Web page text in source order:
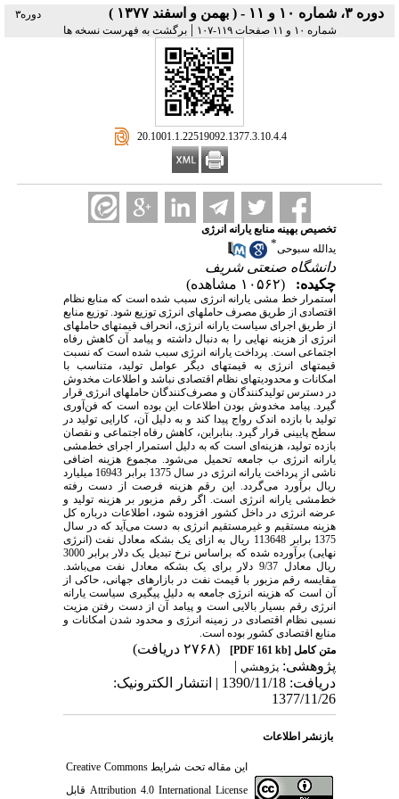
دوره ۳، شماره ۱۰ و ۱۱ - ( بهمن و اسفند ۱۳۷۷ )
دوره۳
شماره ۱۰ و ۱۱ صفحات ۱۱۹-۱۰۷
|برگشت به فهرست نسخه ها
‎ 20.1001.1.22519092.1377.3.10.4.4
تخصیص بهینه منابع یارانه انرژی
یدالله سبوحی*
دانشگاه صنعتی شریف
چکیده:
(۱۰۵۶۲ مشاهده)
استمرار خط مشی یارانه انرژی سبب شده است که منابع نظام
اقتصادی از طریق مصرف حاملهای انرژی توزیع شود. توزیع منابع
از طریق اجرای سیاست یارانه انرژی، انحراف قیمتهای حاملهای
انرژی از هزینه نهایی را به دنبال داشته و پیامد آن کاهش رفاه
اجتماعی است. پرداخت یارانه انرژی سبب شده است که نسبت
قیمتهای انرژی به قیمتهای دیگر عوامل تولید، متناسب با
امکانات و محدودیتهای نظام اقتصادی نباشد و اطلاعات مخدوش
در دسترس تولیدکنندگان و مصرف‌کنندگان حاملهای انرژی قرار
گیرد. پیامد مخدوش بودن اطلاعات این بوده است که فن‌آوری
تولید با بازده اندک رواج پیدا کند و به دلیل آن، کارایی تولید در
سطح پایینی قرار گیرد. بنابراین، کاهش رفاه اجتماعی و نقصان
بازده تولید، هزینه‌ای است که به دلیل استمرار اجرای خط‌مشی
یارانه انرژی ب جامعه تحمیل می‌شود. مجموع هزینه اضافی
ناشی از پرداخت یارانه انرژی در سال 1375 برابر 16943 میلیارد
ریال برآورد می‌گردد. این رقم هزینه فرصت از دست رفته
خط‌مشی یارانه انرژی است. اگر رقم مزبور بر هزینه تولید و
عرضه انرژی در داخل کشور افزوده شود، اطلاعات درباره کل
هزینه مستقیم و غیرمستقیم انرژی به دست می‌آید که در سال
1375 برابر 113648 ریال به ازای یک بشکه معادل نفت (انرژی
نهایی) برآورده شده که براساس نرخ تبدیل یک دلار برابر 3000
ریال معادل 9/37 دلار برای یک بشکه معادل نفت می‌باشد.
مقایسه رقم مزبور با قیمت نفت در بازارهای جهانی، حاکی از
آن است که هزینه انرژی جامعه به دلیل پیگیری سیاست یارانه
انرژی رقم بسیار بالایی است و پیامد آن از دست رفتن مزیت
نسبی نظام اقتصادی در زمینه انرژی و محدود شدن امکانات و
منابع اقتصادی کشور بوده است.
متن کامل [PDF 161 kb]
(۲۷۶۸ دریافت)
پژوهشی: پژوهشي|
دریافت: 1390/11/18 | انتشار الکترونیک:
1377/11/26
بازنشر اطلاعات
این مقاله تحت شرایطCreative Commons
Attribution 4.0 International License قابل